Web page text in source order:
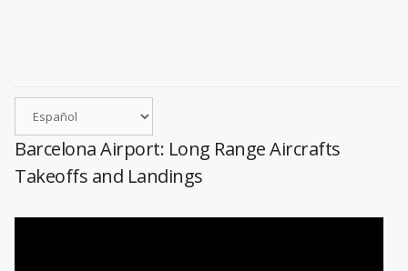
Barcelona Airport: Long Range Aircrafts
Takeoffs and Landings